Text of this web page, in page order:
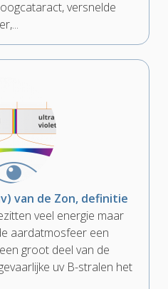
versnelde
van de Zon, definitie
veel energie maar
aardatmosfeer een
groot deel van de
uv B-stralen het